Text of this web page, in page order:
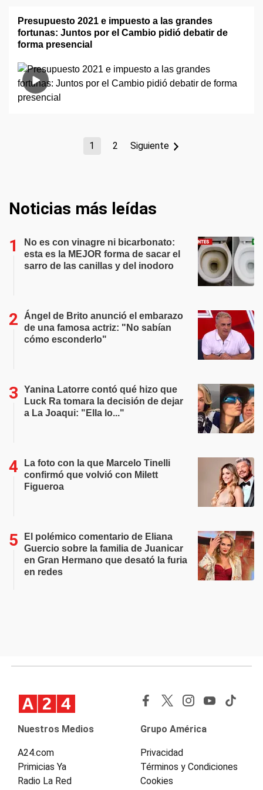
Presupuesto 2021 e impuesto a las grandes
fortunas: Juntos por el Cambio pidió debatir de
forma presencial
1 2 Siguiente
Noticias más leídas
No es con vinagre ni bicarbonato:
esta es la MEJOR forma de sacar el
sarro de las canillas y del inodoro
Ángel de Brito anunció el embarazo
de una famosa actriz: "No sabían
cómo esconderlo"
Yanina Latorre contó qué hizo que
Luck Ra tomara la decisión de dejar
a La Joaqui: "Ella lo..."
La foto con la que Marcelo Tinelli
confirmó que volvió con Milett
Figueroa
El polémico comentario de Eliana
Guercio sobre la familia de Juanicar
en Gran Hermano que desató la furia
en redes
Nuestros Medios
A24.com
Primicias Ya
Radio La Red
Grupo América
Privacidad
Términos y Condiciones
Cookies